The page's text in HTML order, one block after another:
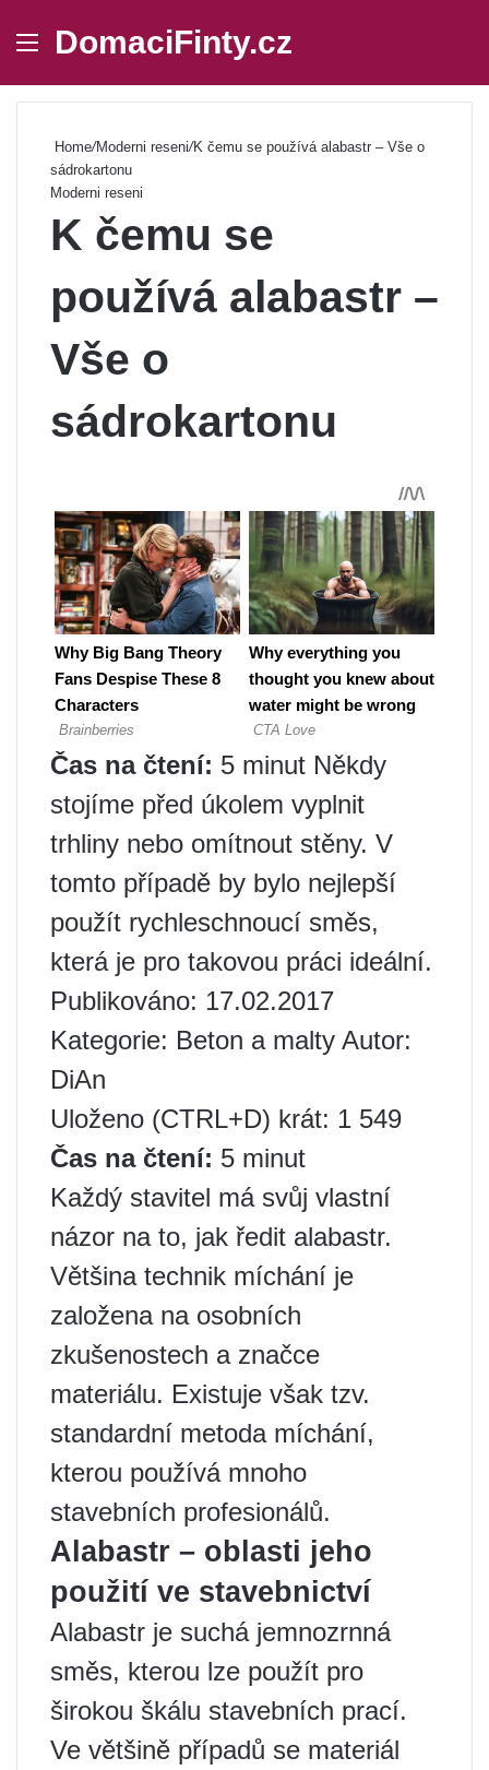
Menu
DomaciFinty.cz
Home/Moderni reseni/K čemu se používá alabastr – Vše o
sádrokartonu
Moderni reseni
K čemu se
používá alabastr –
Vše o
sádrokartonu
Čas na čtení: 5 minut Někdy
stojíme před úkolem vyplnit
trhliny nebo omítnout stěny. V
tomto případě by bylo nejlepší
použít rychleschnoucí směs,
která je pro takovou práci ideální.
Publikováno: 17.02.2017
Kategorie: Beton a malty Autor:
DiAn
Uloženo (CTRL+D) krát: 1 549
Čas na čtení: 5 minut
Každý stavitel má svůj vlastní
názor na to, jak ředit alabastr.
Většina technik míchání je
založena na osobních
zkušenostech a značce
materiálu. Existuje však tzv.
standardní metoda míchání,
kterou používá mnoho
stavebních profesionálů.
Alabastr – oblasti jeho
použití ve stavebnictví
Alabastr je suchá jemnozrnná
směs, kterou lze použít pro
širokou škálu stavebních prací.
Ve většině případů se materiál